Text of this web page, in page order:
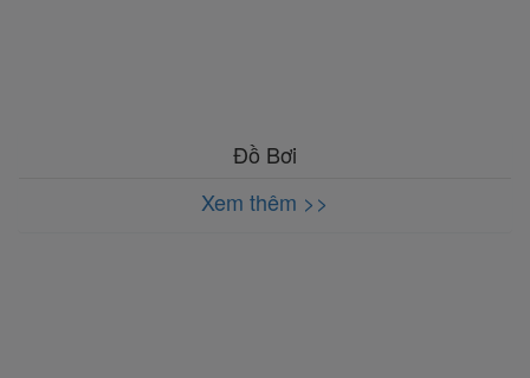
Đồ Bơi
Xem thêm >>